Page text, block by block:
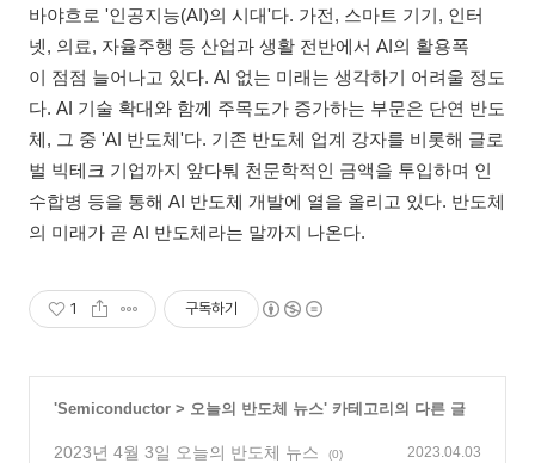
바야흐로 '인공지능(AI)의 시대'다. 가전, 스마트 기기, 인터
넷, 의료, 자율주행 등 산업과 생활 전반에서 AI의 활용폭
이 점점 늘어나고 있다. AI 없는 미래는 생각하기 어려울 정도
다. AI 기술 확대와 함께 주목도가 증가하는 부문은 단연 반도
체, 그 중 'AI 반도체'다. 기존 반도체 업계 강자를 비롯해 글로
벌 빅테크 기업까지 앞다퉈 천문학적인 금액을 투입하며 인
수합병 등을 통해 AI 반도체 개발에 열을 올리고 있다. 반도체
의 미래가 곧 AI 반도체라는 말까지 나온다.
1 구독하기
'Semiconductor > 오늘의 반도체 뉴스' 카테고리의 다른 글
2023년 4월 3일 오늘의 반도체 뉴스 (0) 2023.04.03